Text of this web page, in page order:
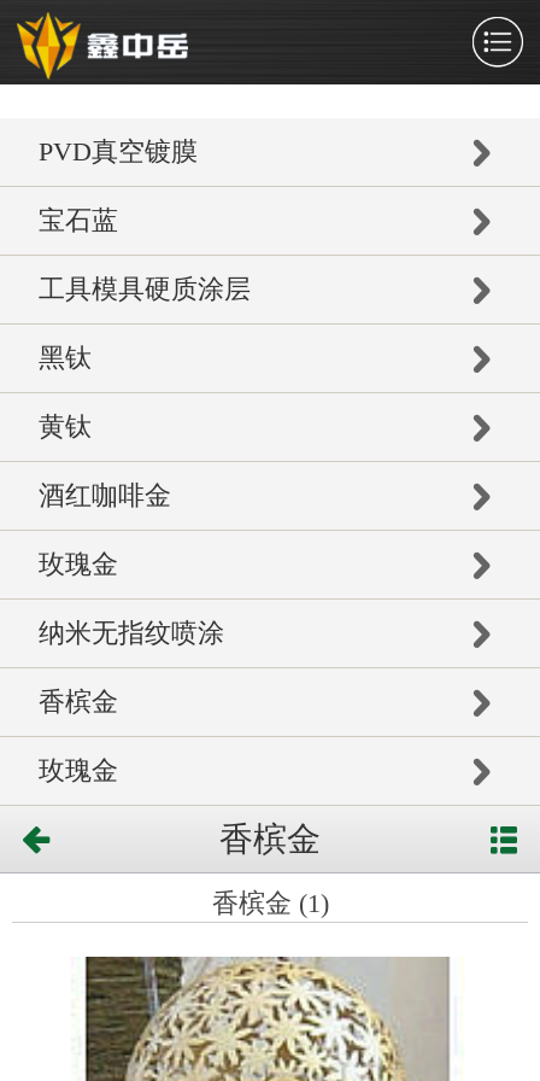
PVD真空镀膜
宝石蓝
工具模具硬质涂层
黑钛
黄钛
酒红咖啡金
玫瑰金
纳米无指纹喷涂
香槟金
玫瑰金
香槟金
香槟金 (1)